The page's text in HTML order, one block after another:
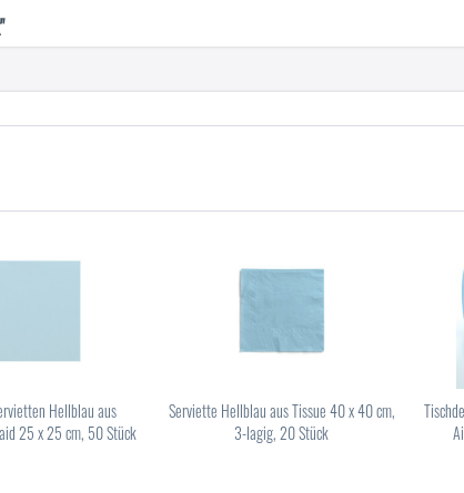
Hellblau aus
25 x 25 cm, 50 Stück
Serviette Hellblau aus Tissue 40 x 40 cm,
3-lagig, 20 Stück